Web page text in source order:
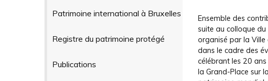
Patrimoine international à Bruxelles
Registre du patrimoine protégé
Publications
Ensemble des
suite au colloque
organisé par la Ville
dans le cadre des
célébrant les 20
la Grand-Place sur